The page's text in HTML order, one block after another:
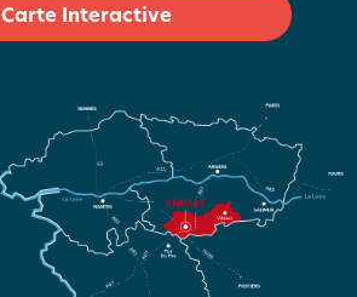
Carte Interactive